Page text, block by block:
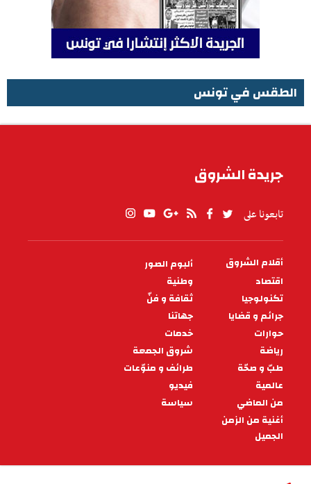
الطقس في تونس
جريدة الشروق
تابعونا على
PIED
DE
PAGE
أقلام الشروق
ألبوم الصور
اقتصاد
وطنية
تكنولوجيا
ثقافة و فنّ
جرائم و قضايا
جهاتنا
حوارات
خدمات
رياضة
شروق الجمعة
طبّ و صحّة
طرائف و منوّعات
عالمية
فيديو
من الماضي
سياسة
أغنية من الزمن
الجميل